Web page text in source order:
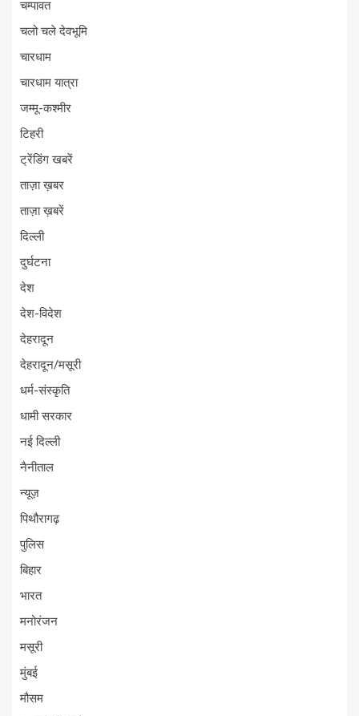
चम्पावत
चलो चले देवभूमि
चारधाम
चारधाम यात्रा
जम्मू-कश्मीर
टिहरी
ट्रेंडिंग खबरें
ताज़ा ख़बर
ताज़ा ख़बरें
दिल्ली
दुर्घटना
देश
देश-विदेश
देहरादून
देहरादून/मसूरी
धर्म-संस्कृति
धामी सरकार
नई दिल्ली
नैनीताल
न्यूज़
पिथौरागढ़
पुलिस
बिहार
भारत
मनोरंजन
मसूरी
मुंबई
मौसम